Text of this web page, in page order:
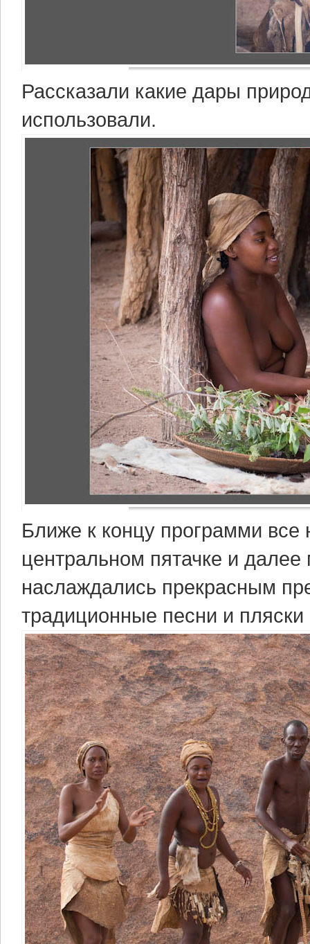
Рассказали какие дары
использовали.
Ближе к концу программи все
центральном пятачке и
наслаждались прекрасным
традиционные песни и